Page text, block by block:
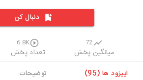
دنبال کن
72
میانگین پخش
6.8K
تعداد پخش
اپیزود ها (95)
توضیحات